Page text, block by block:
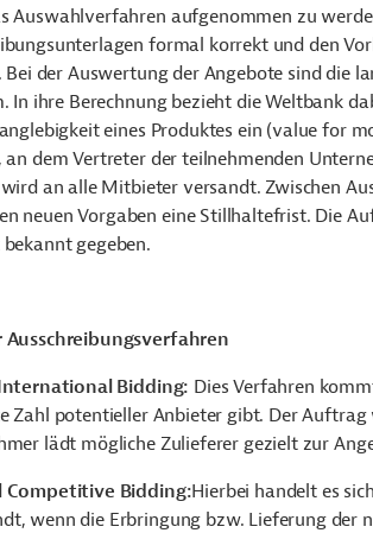
Auswahlverfahren aufgenommen zu
formal korrekt und den
Bei der Auswertung der Angebote sind die
In ihre Berechnung bezieht die Weltbank
eines Produktes ein (value for
dem Vertreter der teilnehmenden
an alle Mitbieter versandt. Zwischen
neuen Vorgaben eine Stillhaltefrist. Die
gegeben.
Ausschreibungsverfahren
Bidding: Dies Verfahren
Zahl potentieller Anbieter gibt. Der
lädt mögliche Zulieferer gezielt zur
Competitive Bidding:Hierbei handelt es
wenn die Erbringung bzw. Lieferung der